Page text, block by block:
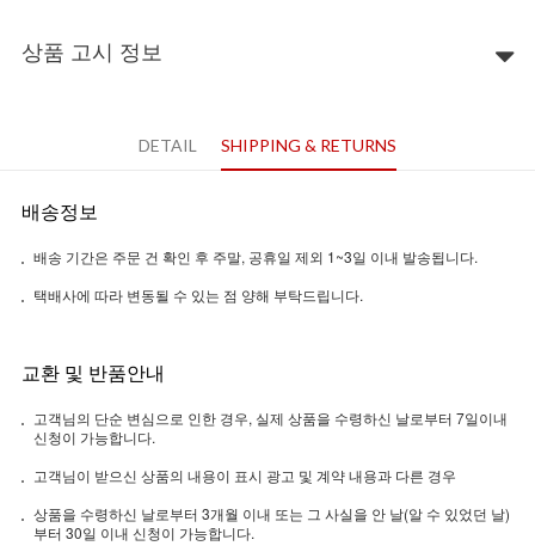
상품 고시 정보
DETAIL SHIPPING & RETURNS
배송정보
배송 기간은 주문 건 확인 후 주말, 공휴일 제외 1~3일 이내 발송됩니다.
택배사에 따라 변동될 수 있는 점 양해 부탁드립니다.
교환 및 반품안내
고객님의 단순 변심으로 인한 경우, 실제 상품을 수령하신 날로부터 7일이내
신청이 가능합니다.
고객님이 받으신 상품의 내용이 표시 광고 및 계약 내용과 다른 경우
상품을 수령하신 날로부터 3개월 이내 또는 그 사실을 안 날(알 수 있었던 날)
부터 30일 이내 신청이 가능합니다.